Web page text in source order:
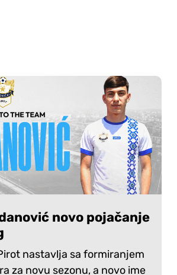
novo pojačanje
nastavlja sa formiranjem
za novu sezonu, a novo ime